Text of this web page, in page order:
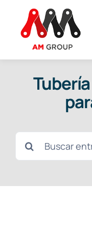
contenido
Buscar: